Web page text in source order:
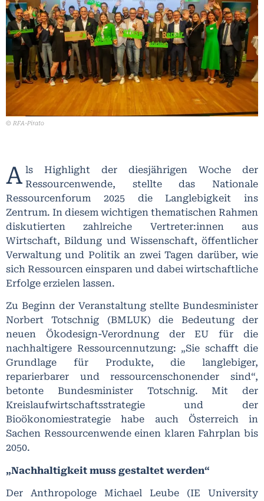
© RFA-Pirato
A ls Highlight der diesjährigen Woche der
Ressourcenwende, stellte das Nationale
Ressourcenforum 2025 die Langlebigkeit ins
Zentrum. In diesem wichtigen thematischen Rahmen
diskutierten zahlreiche Vertreter:innen aus
Wirtschaft, Bildung und Wissenschaft, öffentlicher
Verwaltung und Politik an zwei Tagen darüber, wie
sich Ressourcen einsparen und dabei wirtschaftliche
Erfolge erzielen lassen.
Zu Beginn der Veranstaltung stellte Bundesminister
Norbert Totschnig (BMLUK) die Bedeutung der
neuen Ökodesign-Verordnung der EU für die
nachhaltigere Ressourcennutzung: „Sie schafft die
Grundlage für Produkte, die langlebiger,
reparierbarer und ressourcenschonender sind“,
betonte Bundesminister Totschnig. Mit der
Kreislaufwirtschaftsstrategie und der
Bioökonomiestrategie habe auch Österreich in
Sachen Ressourcenwende einen klaren Fahrplan bis
2050.
„Nachhaltigkeit muss gestaltet werden“
Der Anthropologe Michael Leube (IE University